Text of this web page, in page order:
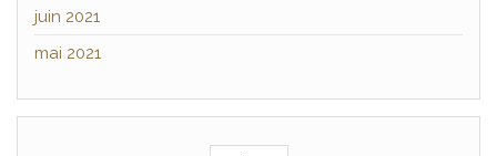
juin 2021
mai 2021